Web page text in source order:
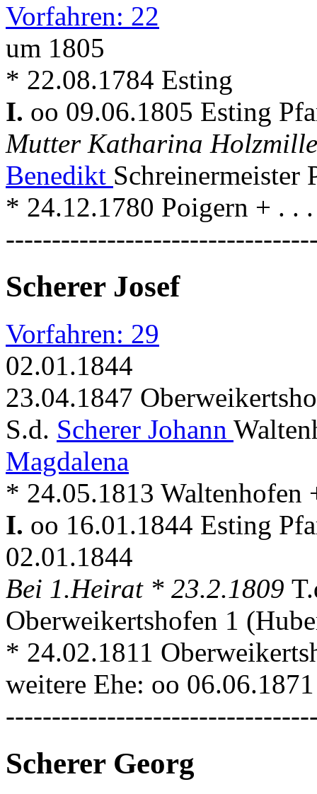
Vorfahren: 22
um 1805
* 22.08.1784 Esting
I. oo 09.06.1805 Esting
Mutter Katharina
Benedikt Schreinermeister
* 24.12.1780 Poigern + . .
Scherer Josef
Vorfahren: 29
02.01.1844
23.04.1847
S.d. Scherer Johann
Magdalena
* 24.05.1813 Waltenhofen
I. oo 16.01.1844 Esting
02.01.1844
Bei 1.Heirat * 23.2.1809
Oberweikertshofen 1
* 24.02.1811
weitere Ehe: oo
Scherer Georg